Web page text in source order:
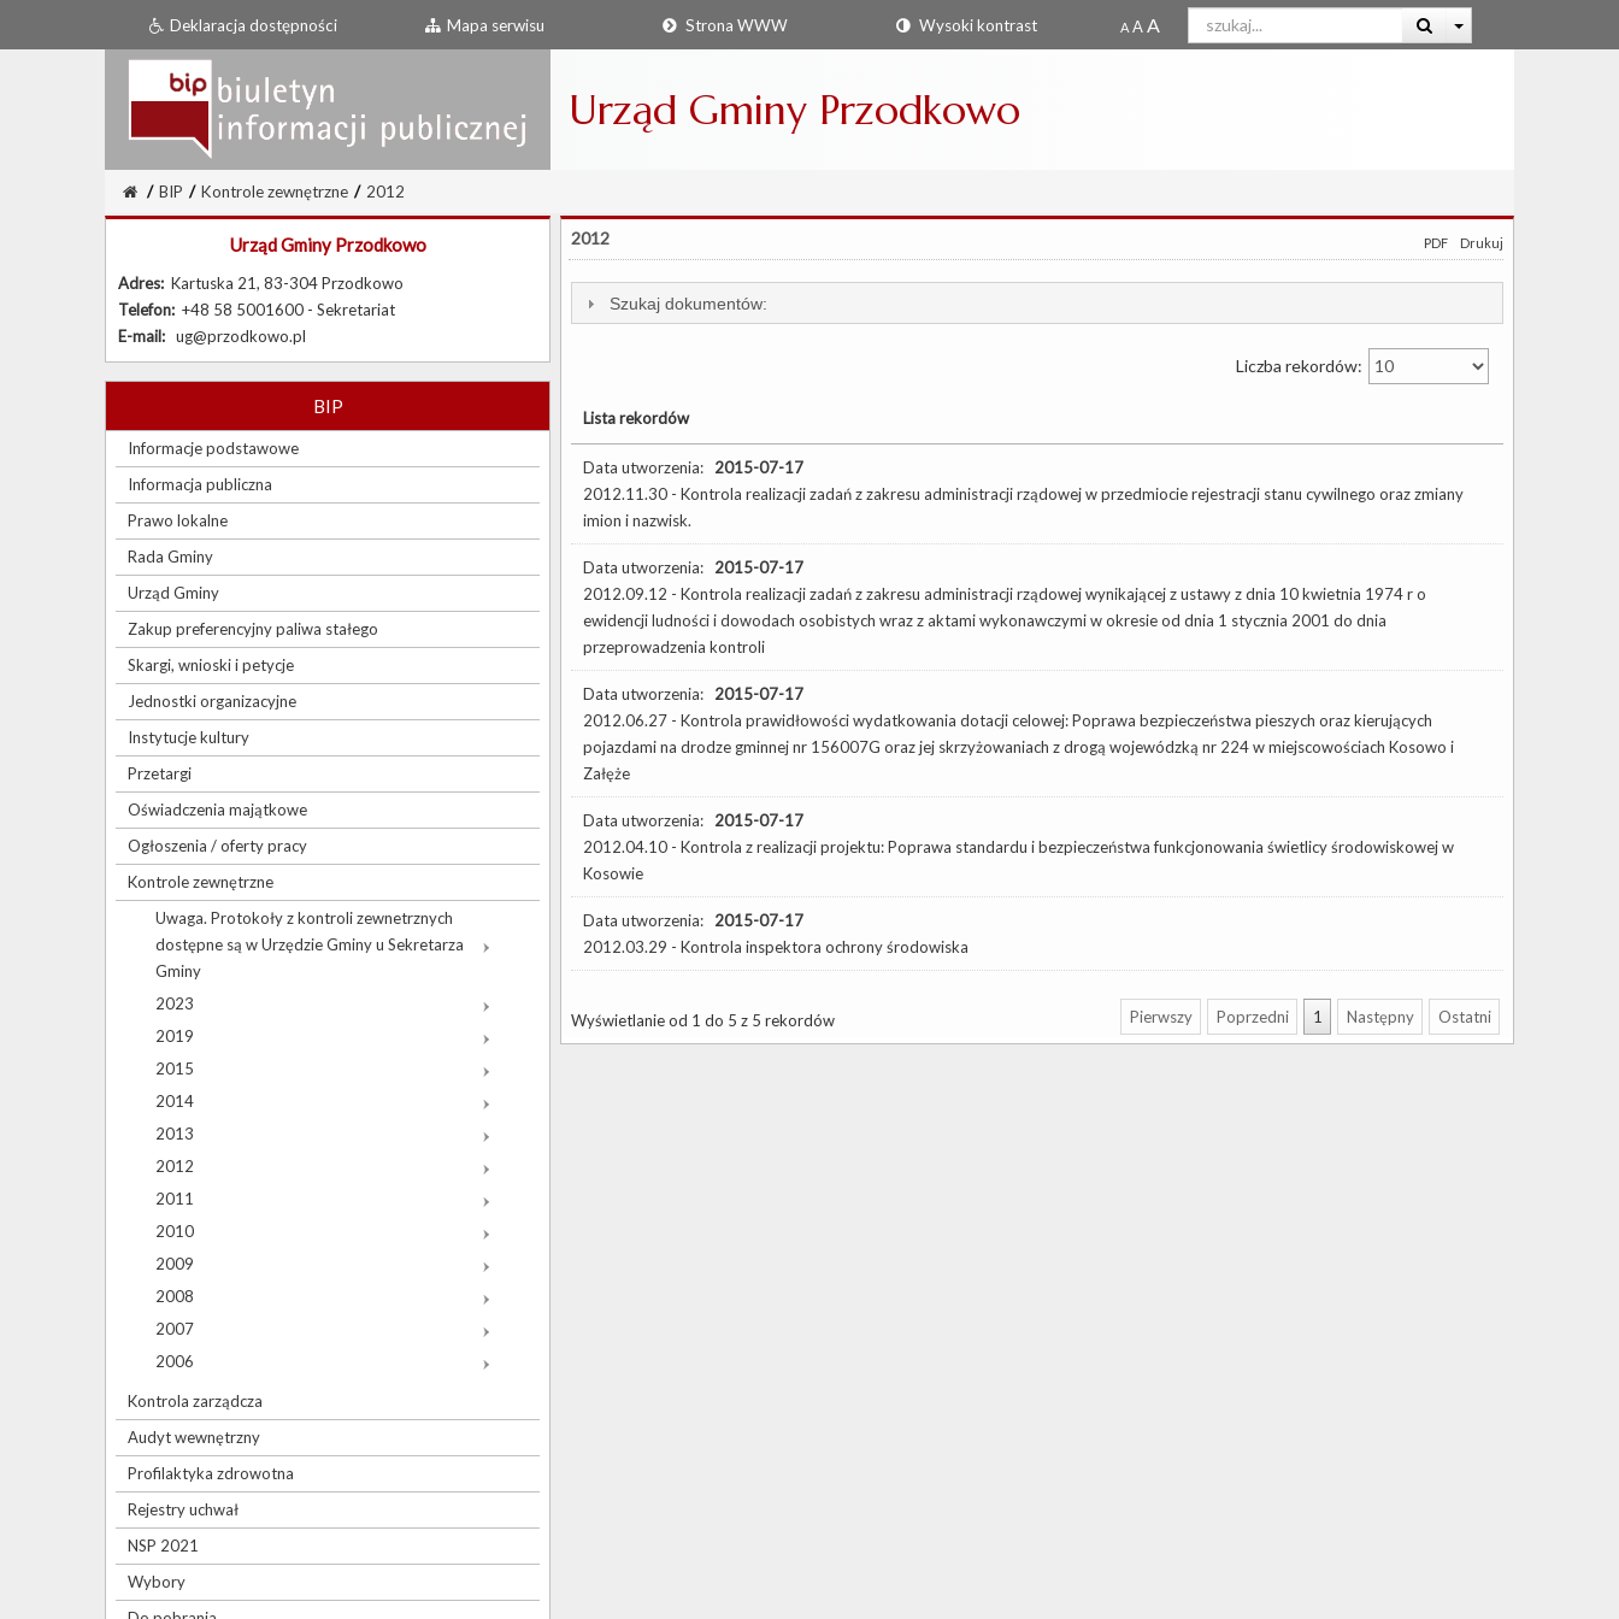
Deklaracja dostępności Mapa serwisu Strona WWW Wysoki kontrast
Urząd Gminy Przodkowo
/ BIP / Kontrole zewnętrzne / 2012
Urząd Gminy Przodkowo
Adres: Kartuska 21, 83-304 Przodkowo
Telefon: +48 58 5001600 - Sekretariat
E-mail: ug@przodkowo.pl
BIP
Informacje podstawowe
Informacja publiczna
Prawo lokalne
Rada Gminy
Urząd Gminy
Zakup preferencyjny paliwa stałego
Skargi, wnioski i petycje
Jednostki organizacyjne
Instytucje kultury
Przetargi
Oświadczenia majątkowe
Ogłoszenia / oferty pracy
Kontrole zewnętrzne
Uwaga. Protokoły z kontroli zewnetrznych
dostępne są w Urzędzie Gminy u Sekretarza
Gminy
2023
2019
2015
2014
2013
2012
2011
2010
2009
2008
2007
2006
Kontrola zarządcza
Audyt wewnętrzny
Profilaktyka zdrowotna
Rejestry uchwał
NSP 2021
Wybory
Drukuj
PDF
2012
Szukaj dokumentów:
Liczba rekordów:
Lista rekordów
Data utworzenia: 2015-07-17
2012.11.30 - Kontrola realizacji zadań z zakresu administracji rządowej w przedmiocie rejestracji stanu cywilnego oraz zmiany
imion i nazwisk.
Data utworzenia: 2015-07-17
2012.09.12 - Kontrola realizacji zadań z zakresu administracji rządowej wynikającej z ustawy z dnia 10 kwietnia 1974 r o
ewidencji ludności i dowodach osobistych wraz z aktami wykonawczymi w okresie od dnia 1 stycznia 2001 do dnia
przeprowadzenia kontroli
Data utworzenia: 2015-07-17
2012.06.27 - Kontrola prawidłowości wydatkowania dotacji celowej: Poprawa bezpieczeństwa pieszych oraz kierujących
pojazdami na drodze gminnej nr 156007G oraz jej skrzyżowaniach z drogą wojewódzką nr 224 w miejscowościach Kosowo i
Załęże
Data utworzenia: 2015-07-17
2012.04.10 - Kontrola z realizacji projektu: Poprawa standardu i bezpieczeństwa funkcjonowania świetlicy środowiskowej w
Kosowie
Data utworzenia: 2015-07-17
2012.03.29 - Kontrola inspektora ochrony środowiska
Wyświetlanie od 1 do 5 z 5 rekordów Pierwszy Poprzedni 1 Następny Ostatni